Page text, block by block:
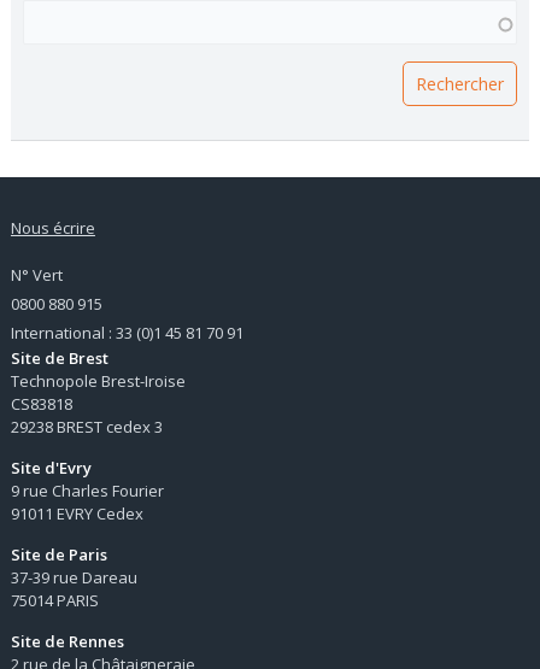
Nous écrire
N° Vert
0800 880 915
International : 33 (0)1 45 81 70 91
Site de Brest
Technopole Brest-Iroise
CS83818
29238 BREST cedex 3
Site d'Evry
9 rue Charles Fourier
91011 EVRY Cedex
Site de Paris
37-39 rue Dareau
75014 PARIS
Site de Rennes
2 rue de la Châtaigneraie